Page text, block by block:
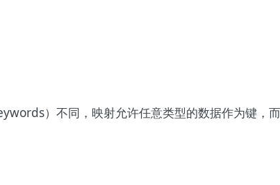
）不同，映射允许任意类型的数据作为键，